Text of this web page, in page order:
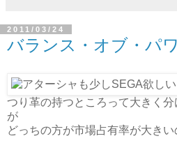
2011/03/24
バランス・オブ・パ
つり革の持つところって大きく
が
どっちの方が市場占有率が大きい